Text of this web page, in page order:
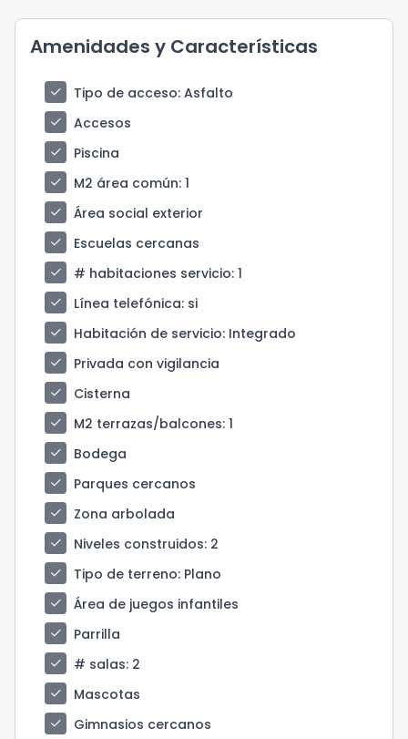
Amenidades y Características
check Tipo de acceso: Asfalto
check
Accesos
check
Piscina
check
M2 área común: 1
check
Área social exterior
check
Escuelas cercanas
check
# habitaciones servicio: 1
check
Línea telefónica: si
check
Habitación de servicio: Integrado
check
Privada con vigilancia
check
Cisterna
check
M2 terrazas/balcones: 1
check
Bodega
check
Parques cercanos
check
Zona arbolada
check
Niveles construidos: 2
check
Tipo de terreno: Plano
check
Área de juegos infantiles
check
Parrilla
check
# salas: 2
check
Mascotas
check
Gimnasios cercanos